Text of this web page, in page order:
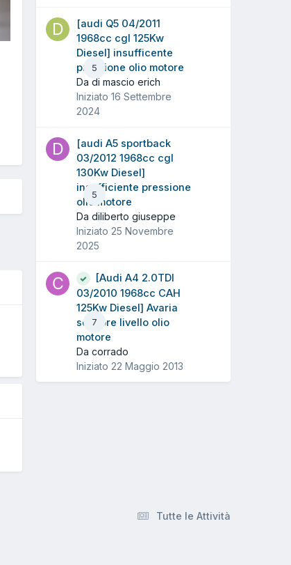
5
[audi Q5 04/2011
1968cc cgl 125Kw
Diesel] insufficente
pressione olio motore
Da di mascio erich
Iniziato 16 Settembre
2024
5
[audi A5 sportback
03/2012 1968cc cgl
130Kw Diesel]
insufficiente pressione
olio motore
Da diliberto giuseppe
Iniziato 25 Novembre
2025
7
[Audi A4 2.0TDI
03/2010 1968cc CAH
125Kw Diesel] Avaria
sensore livello olio
motore
Da corrado
Iniziato 22 Maggio 2013
Tutte le Attività